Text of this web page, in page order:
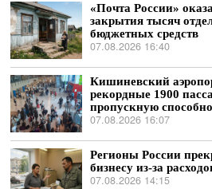
«Почта России»
закрытия тысяч
бюджетных средств
07.08.2026 16:40
Кишиневский
рекордные 1900
пропускную
07.08.2026 16:07
Регионы России
бизнесу из-за
07.08.2026 14:15